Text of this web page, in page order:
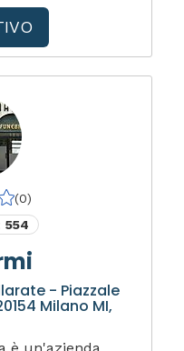
(0)
554
- Piazzale
Milano MI,